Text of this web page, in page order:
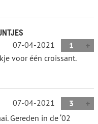
07-04-2021
1
voor één croissant.
07-04-2021
3
Gereden in de ‘02